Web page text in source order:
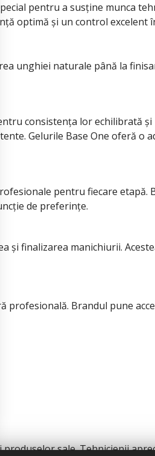
pentru a susține munca
optimă și un control excelent
unghiei naturale până la
consistența lor echilibrată
Gelurile Base One oferă o
pentru fiecare etapă.
de preferințe.
și finalizarea manichiurii.
profesională. Brandul pune
sale. Tehnicienii